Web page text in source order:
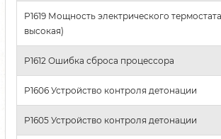
P1619 Мощность электрического
высокая)
P1612 Ошибка сброса процессора
P1606 Устройство контроля детонации
P1605 Устройство контроля детонации